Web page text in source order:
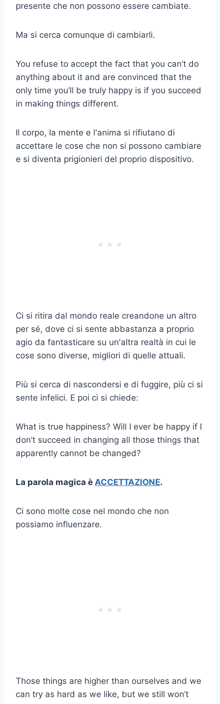
presente che non possono essere cambiate.
Ma si cerca comunque di cambiarli.
You refuse to accept the fact that you can’t do
anything about it and are convinced that the
only time you’ll be truly happy is if you succeed
in making things different.
Il corpo, la mente e l'anima si rifiutano di
accettare le cose che non si possono cambiare
e si diventa prigionieri del proprio dispositivo.
Ci si ritira dal mondo reale creandone un altro
per sé, dove ci si sente abbastanza a proprio
agio da fantasticare su un'altra realtà in cui le
cose sono diverse, migliori di quelle attuali.
Più si cerca di nascondersi e di fuggire, più ci si
sente infelici. E poi ci si chiede:
What is true happiness? Will I ever be happy if I
don’t succeed in changing all those things that
apparently cannot be changed?
La parola magica è ACCETTAZIONE.
Ci sono molte cose nel mondo che non
possiamo influenzare.
Those things are higher than ourselves and we
can try as hard as we like, but we still won’t